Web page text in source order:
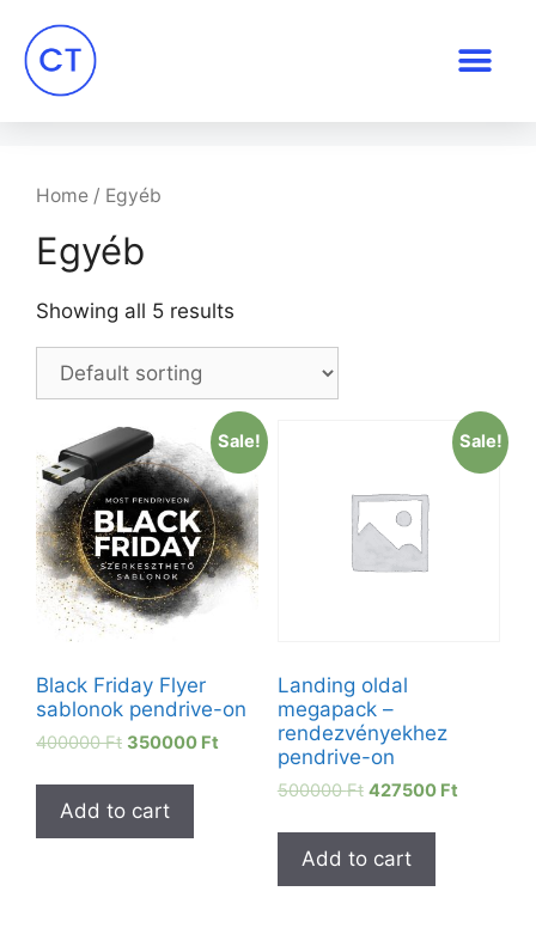
Home / Egyéb
Egyéb
Showing all 5 results
Sale!
Black Friday Flyer
sablonok pendrive-on
400000Ft 350000 Ft
Add to cart
Sale!
Landing oldal
megapack –
rendezvényekhez
pendrive-on
500000Ft 427500 Ft
Add to cart